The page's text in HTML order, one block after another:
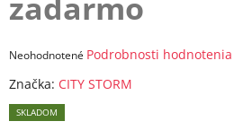
Priemerné
produktu
je
Neohodnotené Podrobnosti hodnotenia
Značka: CITY STORM
SKLADOM